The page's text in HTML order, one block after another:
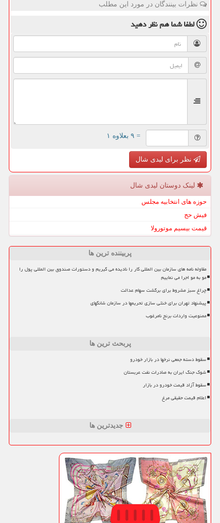
نظرات بینندگان در مورد این مطلب
لطفا شما همنظر دهید
= ۹ بعلاوه ۱
نظر برای لیدی شال
لینک دوستان لیدی شال
حوزه های انتخابیه مجلس
فیش حج
قیمت بیسیم موتورولا
پربیننده ترین ها
مقاوله نامه های سازمان بین المللی کار را نادیده می گیریم و دستورات صندوق بین المللی پول را
مو به مو اجرا می نماییم
چراغ سبز مشروط برای برگشت سهام عدالت
پیشنهاد تهران برای خنثی سازی تحریمها در سازمان شانگهای
ممنوعیت واردات برنج نامرغوب
پربحث ترین ها
سقوط دسته جمعی نرخها در بازار خودرو
شوک جنگ ایران به صادرات نفت عربستان
سقوط آزاد قیمت خودرو در بازار
اعلام قیمت حقیقی مرغ
جدیدترین ها